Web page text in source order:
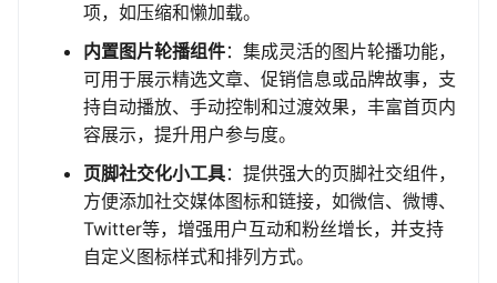
项，如压缩和懒加载。
内置图片轮播组件：集成灵活的图片轮播功能，
可用于展示精选文章、促销信息或品牌故事，支
持自动播放、手动控制和过渡效果，丰富首页内
容展示，提升用户参与度。
页脚社交化小工具：提供强大的页脚社交组件，
方便添加社交媒体图标和链接，如微信、微博、
Twitter等，增强用户互动和粉丝增长，并支持
自定义图标样式和排列方式。